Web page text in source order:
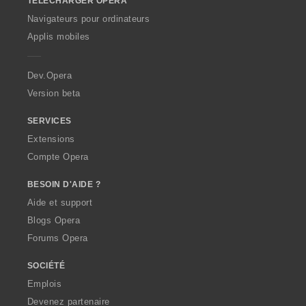
w
O
p
a
Navigateurs pour ordinateurs
Applis mobiles
Dev.Opera
Version beta
SERVICES
Extensions
Compte Opera
BESOIN D'AIDE ?
Aide et support
Blogs Opera
Forums Opera
SOCIÉTÉ
Emplois
Devenez partenaire